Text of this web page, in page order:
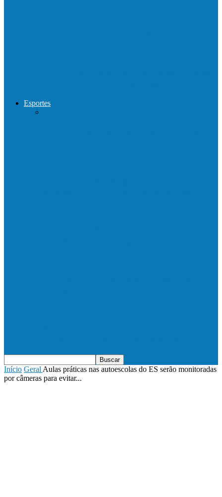
Esportes
Início Geral Aulas práticas nas autoescolas do ES serão monitoradas
por câmeras para evitar...